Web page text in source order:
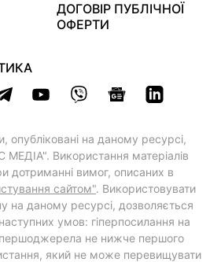
ДОГОВІР ПУБЛІЧНОЇ
ОФЕРТИ
опубліковані на даному ресурсі,
Використання матеріалів
дотриманні вимог, описаних в
сайтом". Використовувати
на даному ресурсі, дозволяється
умов: гіперпосилання на
першоджерела не нижче першого
який не може перевищувати